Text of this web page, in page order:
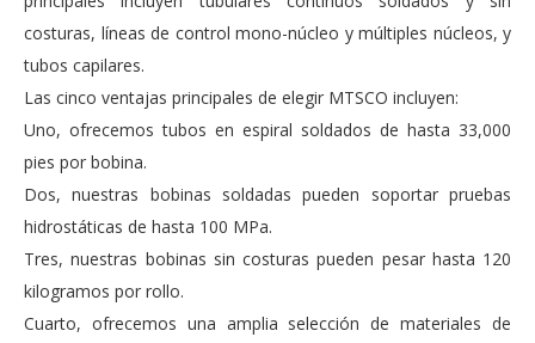
costuras, líneas de control mono-núcleo y múltiples núcleos, y
tubos capilares.
Las cinco ventajas principales de elegir MTSCO incluyen:
Uno, ofrecemos tubos en espiral soldados de hasta 33,000
pies por bobina.
Dos, nuestras bobinas soldadas pueden soportar pruebas
hidrostáticas de hasta 100 MPa.
Tres, nuestras bobinas sin costuras pueden pesar hasta 120
kilogramos por rollo.
Cuarto, ofrecemos una amplia selección de materiales de